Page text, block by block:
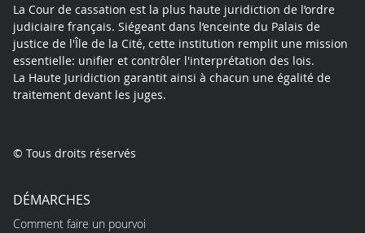
La Cour de cassation est la plus haute juridiction de l’ordre
judiciaire français. Siégeant dans l’enceinte du Palais de
justice de l'Île de la Cité, cette institution remplit une mission
essentielle: unifier et contrôler l'interprétation des lois.
La Haute Juridiction garantit ainsi à chacun une égalité de
traitement devant les juges.
© Tous droits réservés
DÉMARCHES
Comment faire un pourvoi